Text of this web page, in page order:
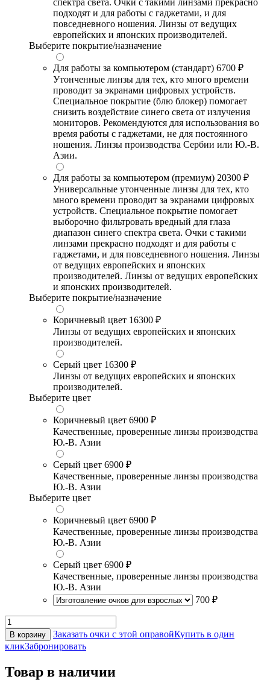
спектра света. Очки с такими линзами прекрасно
подходят и для работы с гаджетами, и для
повседневного ношения. Линзы от ведущих
европейских и японских производителей.
Выберите покрытие/назначение
Для работы за компьютером (стандарт) 6700 ₽
Утонченные линзы для тех, кто много времени
проводит за экранами цифровых устройств.
Специальное покрытие (блю блокер) помогает
снизить воздействие синего света от излучения
мониторов. Рекомендуются для использования во
время работы с гаджетами, не для постоянного
ношения. Линзы производства Сербии или Ю.-В.
Азии.
Для работы за компьютером (премиум) 20300 ₽
Универсальные утонченные линзы для тех, кто
много времени проводит за экранами цифровых
устройств. Специальное покрытие помогает
выборочно фильтровать вредный для глаза
диапазон синего спектра света. Очки с такими
линзами прекрасно подходят и для работы с
гаджетами, и для повседневного ношения. Линзы
от ведущих европейских и японских
производителей. Линзы от ведущих европейских
и японских производителей.
Выберите покрытие/назначение
Коричневый цвет 16300 ₽
Линзы от ведущих европейских и японских
производителей.
Серый цвет 16300 ₽
Линзы от ведущих европейских и японских
производителей.
Выберите цвет
Коричневый цвет 6900 ₽
Качественные, проверенные линзы производства
Ю.-В. Азии
Серый цвет 6900 ₽
Качественные, проверенные линзы производства
Ю.-В. Азии
Выберите цвет
Коричневый цвет 6900 ₽
Качественные, проверенные линзы производства
Ю.-В. Азии
Серый цвет 6900 ₽
Качественные, проверенные линзы производства
Ю.-В. Азии
700 ₽
В корзину Заказать очки с этой оправойКупить в один
кликЗабронировать
Товар в наличии